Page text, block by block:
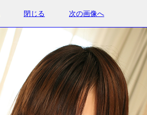
閉じる 次の画像へ